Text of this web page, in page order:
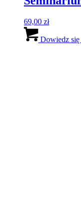
69,00 zł
Dowiedz